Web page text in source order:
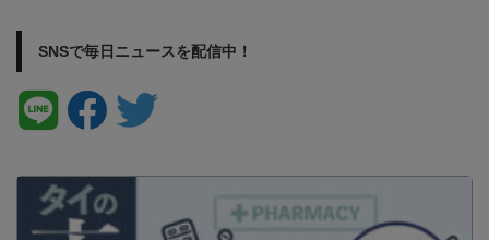
SNSで毎日ニュースを配信中！